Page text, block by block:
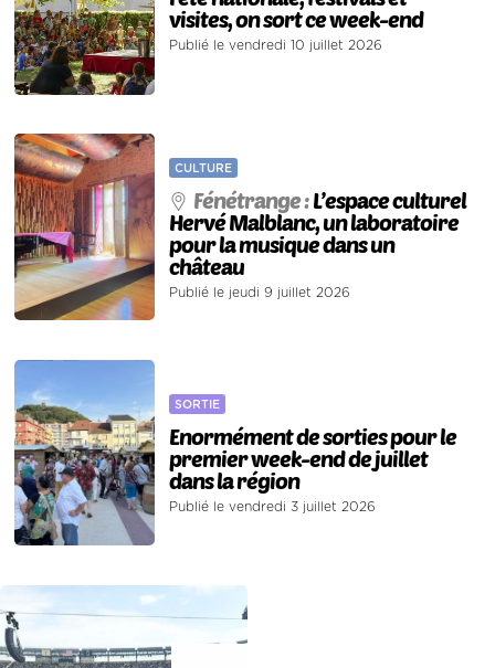
visites, on sort ce week-end
Publié le vendredi 10 juillet 2026
CULTURE
Fénétrange :L’espace culturel
Hervé Malblanc, un laboratoire
pour la musique dans un
château
Publié le jeudi 9 juillet 2026
SORTIE
Enormément de sorties pour le
premier week-end de juillet
dans la région
Publié le vendredi 3 juillet 2026